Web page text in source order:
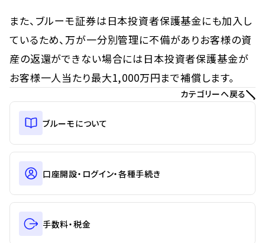
また、ブルーモ証券は日本投資者保護基金にも加入し
ているため、万が一分別管理に不備がありお客様の資
産の返還ができない場合には日本投資者保護基金が
お客様一人当たり最大1,000万円まで補償します。
カテゴリーへ戻る
ブルーモについて
口座開設・ログイン・各種手続き
手数料・税金